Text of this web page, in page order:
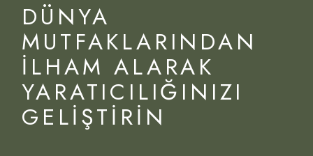
DÜNYA
MUTFAKLARINDAN
İLHAM ALARAK
YARATICILIĞINIZI
GELIŞTIRIN